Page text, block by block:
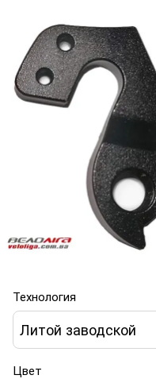
Технология
Литой заводской
Цвет